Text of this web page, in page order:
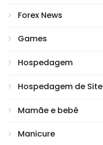
Forex News
Games
Hospedagem
Hospedagem de Site
Mamãe e bebê
Manicure